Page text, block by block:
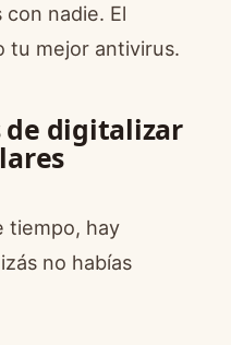
nadie. El
tu mejor antivirus.
de digitalizar
tiempo, hay
no habías